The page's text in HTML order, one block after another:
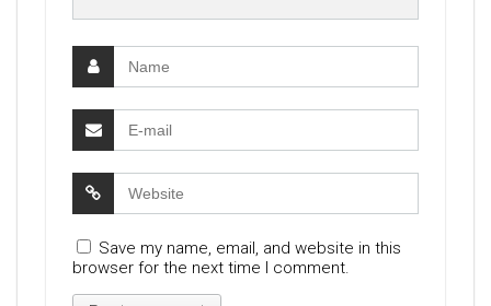
Save my name, email, and website in this
browser for the next time I comment.